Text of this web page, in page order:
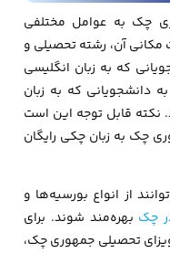
چک به عوامل مختلفی
مکانی آن، رشته تحصیلی و
که به زبان انگلیسی
دانشجویانی که به زبان
نکته قابل توجه این است
چک به زبان چکی رایگان
از انواع بورسیه‌ها و
چک بهره‌مند شوند. برای
تحصیلی جمهوری چک،